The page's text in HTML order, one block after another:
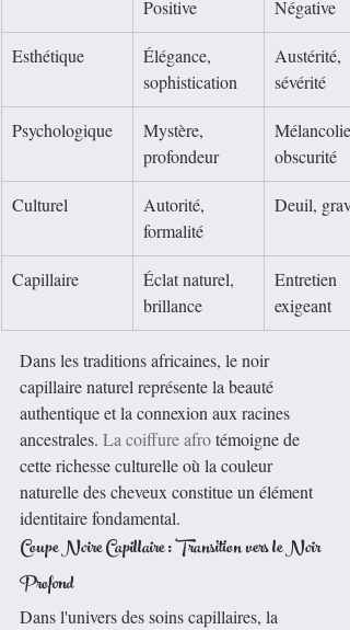
Positive
Négative
Esthétique
Élégance,
sophistication
Austérité,
sévérité
Psychologique
Mystère,
profondeur
Mélancolie,
obscurité
Culturel
Autorité,
formalité
Deuil,
Capillaire
Éclat naturel,
brillance
Entretien
exigeant
Dans les traditions africaines, le noir
capillaire naturel représente la beauté
authentique et la connexion aux racines
ancestrales. La coiffure afro témoigne de
cette richesse culturelle où la couleur
naturelle des cheveux constitue un élément
identitaire fondamental.
Coupe Noire Capillaire : Transition vers le Noir
Profond
Dans l'univers des soins capillaires, la